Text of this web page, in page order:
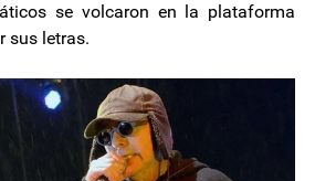
se volcaron en la plataforma
sus letras.